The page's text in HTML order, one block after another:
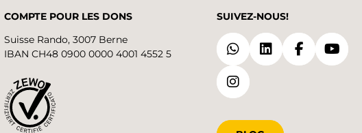
COMPTE POUR LES DONS
Suisse Rando, 3007 Berne
IBAN CH48 0900 0000 4001 4552 5
SUIVEZ-NOUS!